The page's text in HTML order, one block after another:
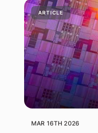
ARTICLE
MAR 16TH 2026